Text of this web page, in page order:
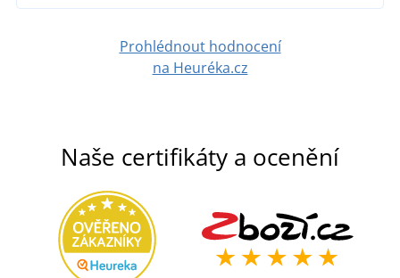
Prohlédnout hodnocení
na Heuréka.cz
Naše certifikáty a ocenění